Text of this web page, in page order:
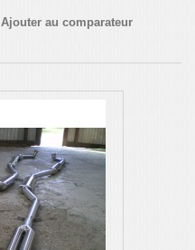
Ajouter au comparateur